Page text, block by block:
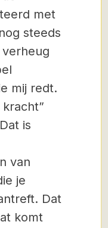
met
steeds
verheug
mij redt.
is
van
je
Dat
komt